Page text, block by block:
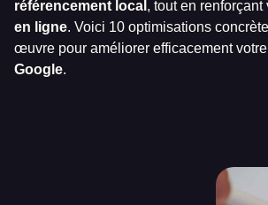
référencement local , tout en renforçant
en ligne. Voici 10 optimisations
œuvre pour améliorer efficacement votre
Google.